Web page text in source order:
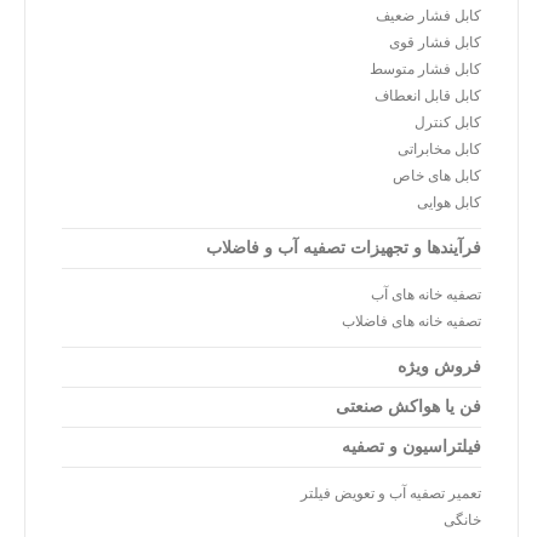
کابل فشار ضعیف
کابل فشار قوی
کابل فشار متوسط
کابل قابل انعطاف
کابل کنترل
کابل مخابراتی
کابل های خاص
کابل هوایی
فرآیندها و تجهیزات تصفیه آب و فاضلاب
تصفیه خانه های آب
تصفیه خانه های فاضلاب
فروش ویژه
فن یا هواکش صنعتی
فیلتراسیون و تصفیه
تعمیر تصفیه آب و تعویض فیلتر
خانگی